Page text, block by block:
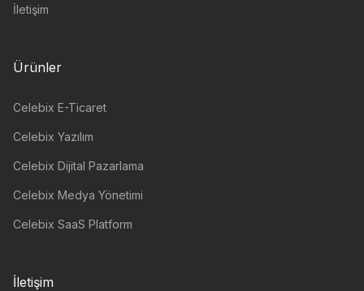
İletişim
Ürünler
Celebix E-Ticaret
Celebix Yazılım
Celebix Dijital Pazarlama
Celebix Medya Yönetimi
Celebix SaaS Platform
İletişim